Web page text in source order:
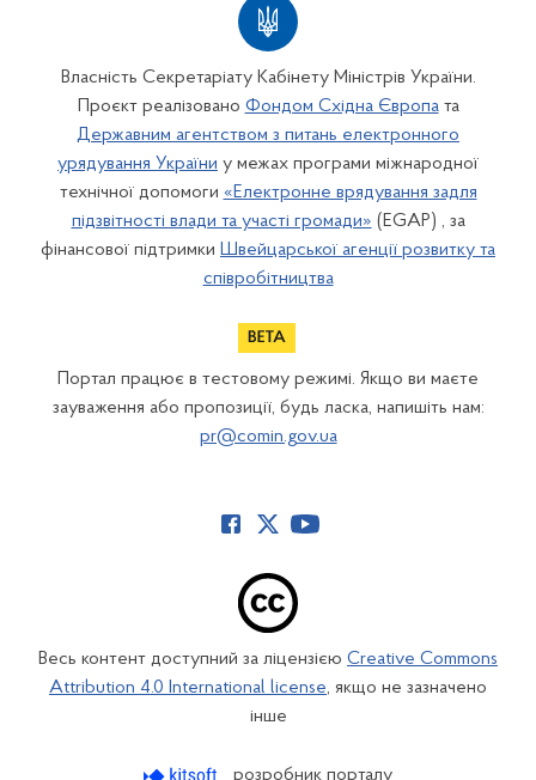
Власність Секретаріату Кабінету Міністрів України.
Проєкт реалізовано Фондом Східна Європата
Державним агентством з питань електронного
урядування України у межах програми міжнародної
технічної допомоги «Електронне врядування задля
підзвітності влади та участі громади» (EGAP) , за
фінансової підтримки Швейцарської агенції розвитку та
співробітництва
Портал працює в тестовому режимі. Якщо ви маєте
зауваження або пропозиції, будь ласка, напишіть нам:
pr@comin.gov.ua
Весь контент доступний за ліцензією Creative Commons
Attribution 4.0 International license, якщо не зазначено
інше
розробник порталу